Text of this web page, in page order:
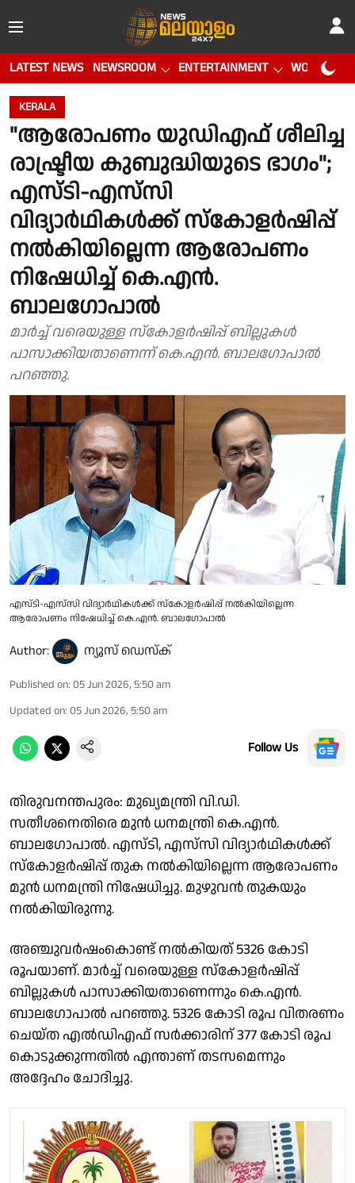
LATEST NEWS NEWSROOM ENTERTAINMENT WORLD CUP
KERALA
"ആരോപണം യുഡിഎഫ് ശീലിച്ച
രാഷ്ട്രീയ കുബുദ്ധിയുടെ ഭാഗം";
എസ്‌ടി-എ‌സ്‌സി
വിദ്യാർഥികൾക്ക് സ്കോളർഷിപ്പ്
നൽകിയില്ലെന്ന ആരോപണം
നിഷേധിച്ച് കെ.എൻ.
ബാലഗോപാൽ
മാർച്ച് വരെയുള്ള സ്കോളർഷിപ്പ് ബില്ലുകൾ
പാസാക്കിയതാണെന്ന് കെ.എൻ. ബാലഗോപാൽ
പറഞ്ഞു.
എസ്‌ടി-എ‌സ്‌സി വിദ്യാർഥികൾക്ക് സ്കോളർഷിപ്പ് നൽകിയില്ലെന്ന
ആരോപണം നിഷേധിച്ച് കെ.എൻ. ബാലഗോപാൽ
Author: ന്യൂസ് ഡെസ്ക്
Published on: 05 Jun 2026, 5:50 am
Updated on: 05 Jun 2026, 5:50 am
Follow Us
തിരുവനന്തപുരം: മുഖ്യമന്ത്രി വി.ഡി.
സതീശനെതിരെ മുൻ ധനമന്ത്രി കെ.എൻ.
ബാലഗോപാൽ. എ‌സ്‌ടി, എസ്‌സി വിദ്യാർഥികൾക്ക്
സ്കോളർഷിപ്പ് തുക നൽകിയില്ലെന്ന ആരോപണം
മുൻ ധനമന്ത്രി നിഷേധിച്ചു. മുഴുവൻ തുകയും
നൽകിയിരുന്നു.
അഞ്ചുവർഷംകൊണ്ട് നൽകിയത് 5326 കോടി
രൂപയാണ്. മാർച്ച് വരെയുള്ള സ്കോളർഷിപ്പ്
ബില്ലുകൾ പാസാക്കിയതാണെന്നും കെ.എൻ.
ബാലഗോപാൽ പറഞ്ഞു. 5326 കോടി രൂപ വിതരണം
ചെയ്ത എൽഡിഎഫ് സർക്കാരിന് 377 കോടി രൂപ
കൊടുക്കുന്നതിൽ എന്താണ് തടസമെന്നും
അദ്ദേഹം ചോദിച്ചു.